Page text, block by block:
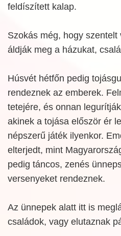
feldíszített kalap.
Szokás még, hogy szentelt
áldják meg a házukat,
Húsvét hétfőn pedig
rendeznek az emberek.
tetejére, és onnan
akinek a tojása először ér
népszerű játék ilyenkor.
elterjedt, mint
pedig táncos, zenés
versenyeket rendeznek.
Az ünnepek alatt itt is
családok, vagy elutaznak